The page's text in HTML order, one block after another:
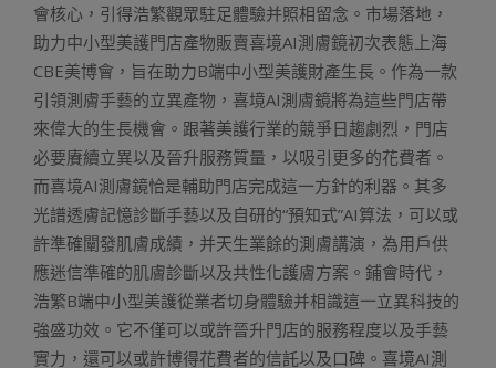
會核心，引得浩繁觀眾駐足體驗并照相留念。市場落地，
助力中小型美護門店產物販賣喜境AI測膚鏡初次表態上海
CBE美博會，旨在助力B端中小型美護財產生長。作為一款
引領測膚手藝的立異產物，喜境AI測膚鏡將為這些門店帶
來偉大的生長機會。跟著美護行業的競爭日趨劇烈，門店
必要賡續立異以及晉升服務質量，以吸引更多的花費者。
而喜境AI測膚鏡恰是輔助門店完成這一方針的利器。其多
光譜透膚記憶診斷手藝以及自研的“預知式”AI算法，可以或
許準確闡發肌膚成績，并天生業餘的測膚講演，為用戶供
應迷信準確的肌膚診斷以及共性化護膚方案。鋪會時代，
浩繁B端中小型美護從業者切身體驗并相識這一立異科技的
強盛功效。它不僅可以或許晉升門店的服務程度以及手藝
實力，還可以或許博得花費者的信託以及口碑。喜境AI測